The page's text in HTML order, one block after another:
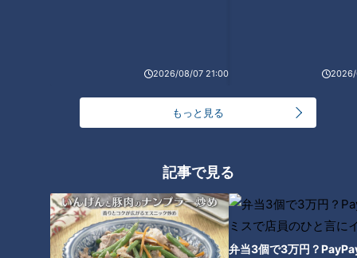
2026/08/07 21:00 2026/
もっと見る
記事で見る
弁当3個で3万円？
続いては名古屋市名東区を拠点とする老舗児童劇団「劇団うり
んこ」が、2027年3月末で「うりんこ劇場」を閉館するニュー
劇団は1973年設立。1986年に現在の劇場を建設し、自主公演
のほか、事務所や稽古場としても活用してきました。
しかし、コロナ禍で収益が大きく落ち込み、現在も回復しきっ
ていないことから、劇場を売却して負債を減らす方針だといい